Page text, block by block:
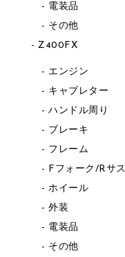
電装品
その他
Z400FX
エンジン
キャブレター
ハンドル周り
ブレーキ
フレーム
Fフォーク/Rサス
ホイール
外装
電装品
その他